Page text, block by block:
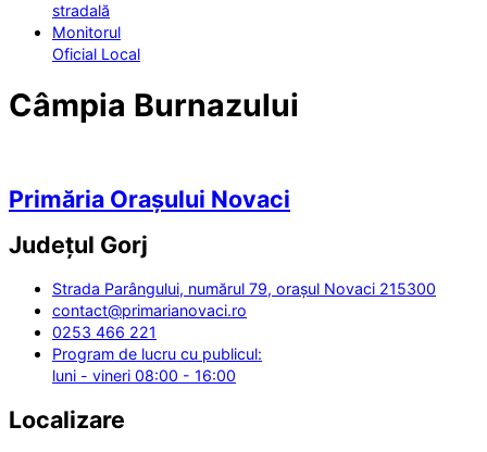
stradală
Monitorul
Oficial Local
Câmpia Burnazului
Primăria Orașului Novaci
Județul Gorj
Strada Parângului, numărul 79, orașul Novaci 215300
contact@primarianovaci.ro
0253 466 221
Program de lucru cu publicul:
luni - vineri 08:00 - 16:00
Localizare